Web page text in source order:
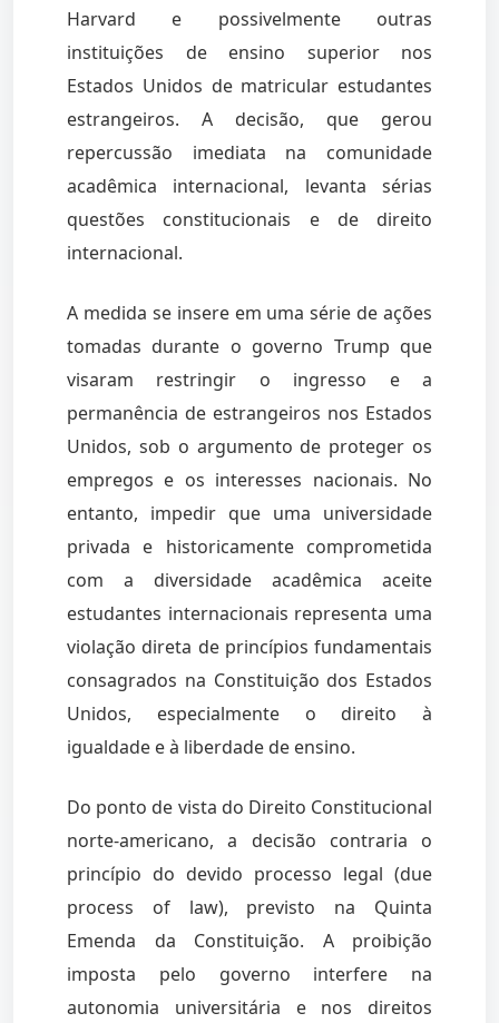
Harvard e possivelmente outras
instituições de ensino superior nos
Estados Unidos de matricular estudantes
estrangeiros. A decisão, que gerou
repercussão imediata na comunidade
acadêmica internacional, levanta sérias
questões constitucionais e de direito
internacional.
A medida se insere em uma série de ações
tomadas durante o governo Trump que
visaram restringir o ingresso e a
permanência de estrangeiros nos Estados
Unidos, sob o argumento de proteger os
empregos e os interesses nacionais. No
entanto, impedir que uma universidade
privada e historicamente comprometida
com a diversidade acadêmica aceite
estudantes internacionais representa uma
violação direta de princípios fundamentais
consagrados na Constituição dos Estados
Unidos, especialmente o direito à
igualdade e à liberdade de ensino.
Do ponto de vista do Direito Constitucional
norte-americano, a decisão contraria o
princípio do devido processo legal (due
process of law), previsto na Quinta
Emenda da Constituição. A proibição
imposta pelo governo interfere na
autonomia universitária e nos direitos